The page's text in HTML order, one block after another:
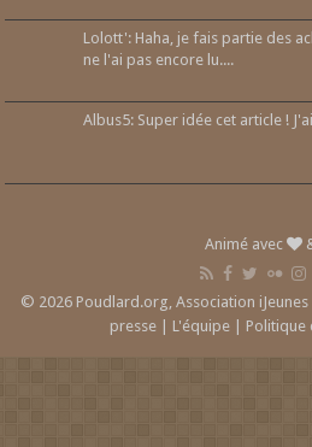
Lolott': Haha, je fais partie des
ne l'ai pas encore lu....
Albus5: Super idée cet article !
Animé avec
© 2026 Poudlard.org, Association iJeunes
presse | L'équipe | Politique